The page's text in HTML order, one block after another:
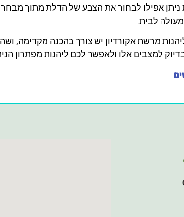
ניתן אפילו לבחור את הצבע של הדלת מתוך
לבית.
מרשת אקורדיון יש צורך בהכנה מקדימה,
למצבים אלו ולאפשר לכם ליהנות מפתרון